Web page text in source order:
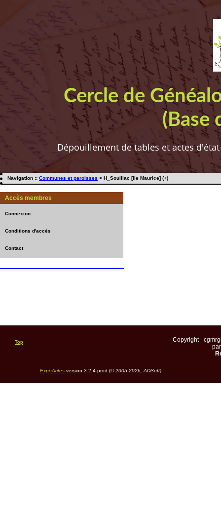
Cercle de
(Base
Dépouillement de tables et actes
Navigation :: Communes et paroisses > H_Souillac [Ile Maurice] (+)
Accès membres
Connexion
Conditions d'accès
Contact
Top
Copyright -
ExpoActesversion 3.2.4-prod (©2005-2026, ADSoft)